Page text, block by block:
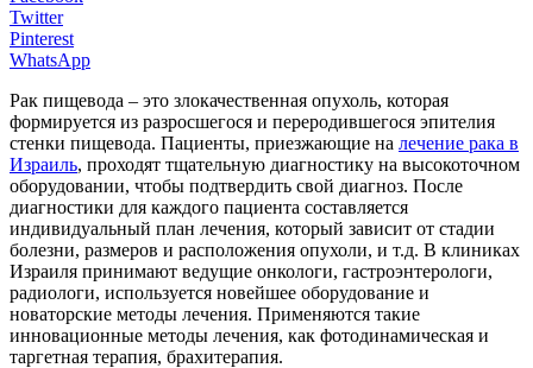
Twitter
Pinterest
WhatsApp
Рак пищевода – это злокачественная опухоль, которая
формируется из разросшегося и переродившегося эпителия
стенки пищевода. Пациенты, приезжающие на лечение рака в
Израиль, проходят тщательную диагностику на высокоточном
оборудовании, чтобы подтвердить свой диагноз. После
диагностики для каждого пациента составляется
индивидуальный план лечения, который зависит от стадии
болезни, размеров и расположения опухоли, и т.д. В клиниках
Израиля принимают ведущие онкологи, гастроэнтерологи,
радиологи, используется новейшее оборудование и
новаторские методы лечения. Применяются такие
инновационные методы лечения, как фотодинамическая и
таргетная терапия, брахитерапия.